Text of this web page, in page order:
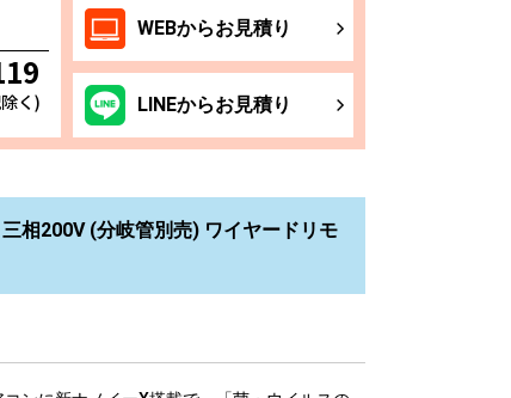
く)
WEBからお見積り
LINEからお見積り
相200V (分岐管別売) ワイヤードリモ